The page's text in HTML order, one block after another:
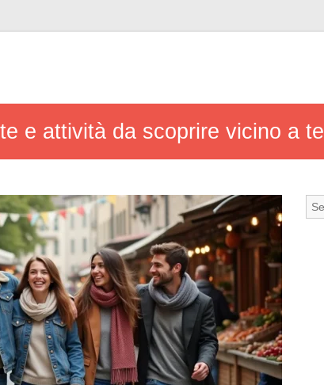
e attività da scoprire vicino a te